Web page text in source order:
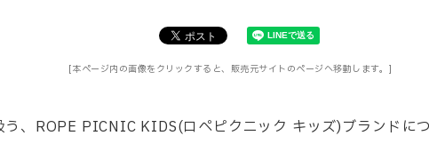
[本ページ内の画像をクリックすると、販売元サイトのページへ移動します。]
、ROPE PICNIC KIDS(ロペピクニック キッズ)ブランドに